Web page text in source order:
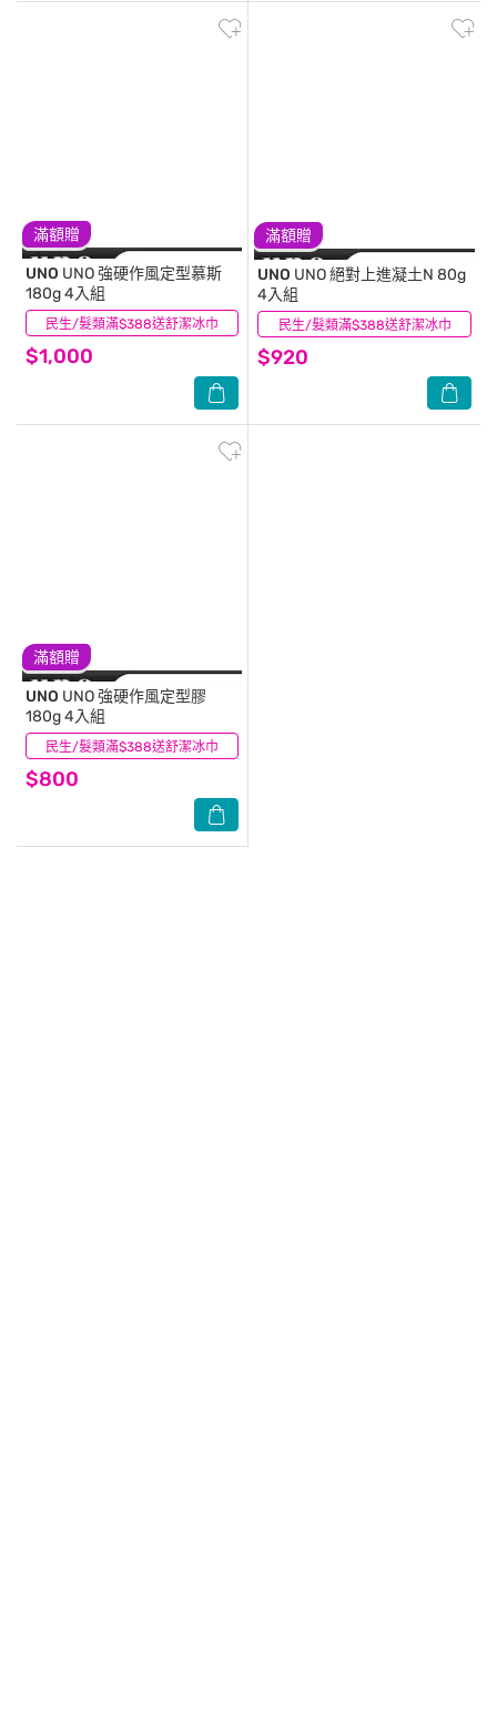
滿額贈
民生/髮類滿$388送舒潔冰巾
UNO UNO 強硬作風定型慕斯
180g 4入組
$1,000
(0)
滿額贈
民生/髮類滿$388送舒潔冰巾
UNO UNO 絕對上進凝土N 80g
4入組
$920
(0)
滿額贈
民生/髮類滿$388送舒潔冰巾
UNO UNO 強硬作風定型膠
180g 4入組
$800
(0)